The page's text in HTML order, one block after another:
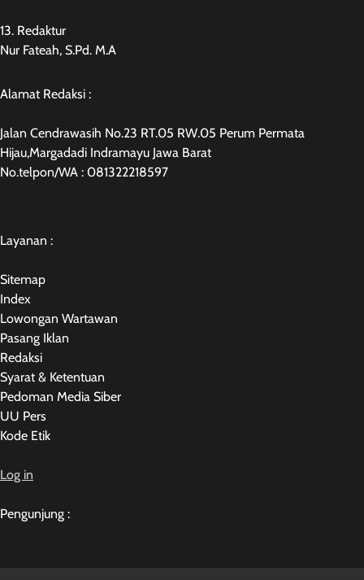
13. Redaktur
Nur Fateah, S.Pd. M.A
Alamat Redaksi :
Jalan Cendrawasih No.23 RT.05 RW.05 Perum Permata
Hijau,Margadadi Indramayu Jawa Barat
No.telpon/WA : 081322218597
Layanan :
Sitemap
Index
Lowongan Wartawan
Pasang Iklan
Redaksi
Syarat & Ketentuan
Pedoman Media Siber
UU Pers
Kode Etik
Log in
Pengunjung :